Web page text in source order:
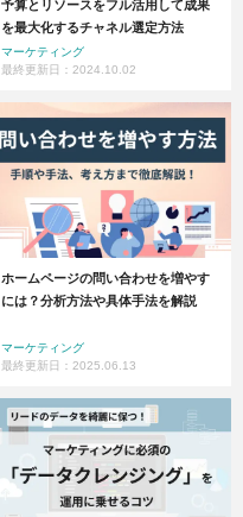
予算とリソースをフル活用して成果
を最大化するチャネル選定方法
マーケティング
最終更新日：2024.10.02
ホームページの問い合わせを増やす
には？分析方法や具体手法を解説
マーケティング
最終更新日：2025.06.13